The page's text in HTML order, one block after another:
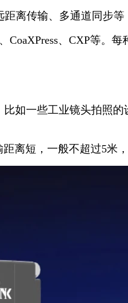
离传输、多通道同步等
、CXP等。
一些工业镜头拍照的
短，一般不超过5米，